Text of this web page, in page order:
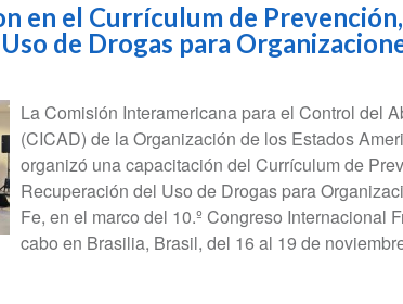
en el Currículum de
de Drogas para
La Comisión Interamericana para el Control del
(CICAD) de la Organización de los Estados
organizó una capacitación del Currículum de
Recuperación del Uso de Drogas para
Fe, en el marco del 10.º Congreso Internacional
cabo en Brasilia, Brasil, del 16 al 19 de